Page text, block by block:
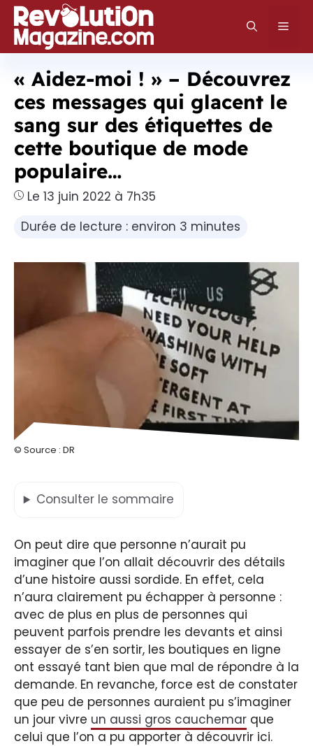
Aller
au
contenu
« Aidez-moi ! » – Découvrez
ces messages qui glacent le
sang sur des étiquettes de
cette boutique de mode
populaire…
Le 13 juin 2022 à 7h35
Durée de lecture : environ 3 minutes
© Source : DR
Consulter le sommaire
On peut dire que personne n’aurait pu
imaginer que l’on allait découvrir des détails
d’une histoire aussi sordide. En effet, cela
n’aura clairement pu échapper à personne :
avec de plus en plus de personnes qui
peuvent parfois prendre les devants et ainsi
essayer de s’en sortir, les boutiques en ligne
ont essayé tant bien que mal de répondre à la
demande. En revanche, force est de constater
que peu de personnes auraient pu s’imaginer
un jour vivre un aussi gros cauchemar que
celui que l’on a pu apporter à découvrir ici.